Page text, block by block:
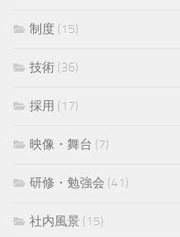
制度 (15)
技術 (36)
採用 (17)
映像・舞台 (7)
研修・勉強会 (41)
社内風景 (15)